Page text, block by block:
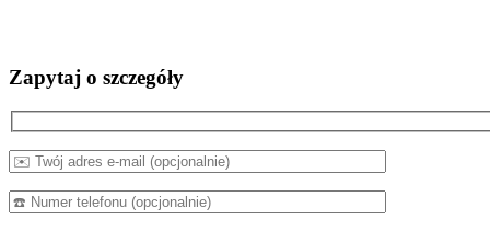
Zapytaj o szczegóły